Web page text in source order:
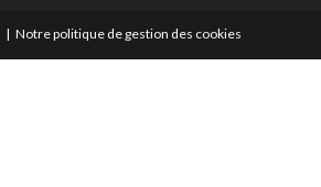
Notre politique de gestion des cookies